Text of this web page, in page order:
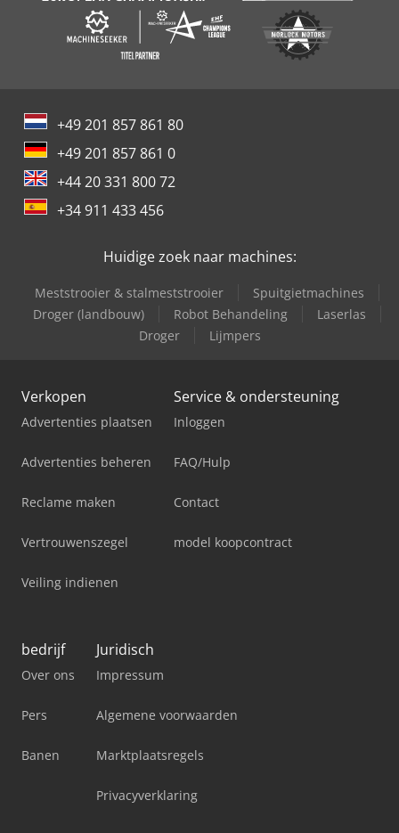
+49 201 857 861 80
+49 201 857 861 0
+44 20 331 800 72
+34 911 433 456
Huidige zoek naar machines:
Meststrooier & stalmeststrooier
Spuitgietmachines
Droger (landbouw)
Robot Behandeling
Laserlas
Droger
Lijmpers
Verkopen
Advertenties plaatsen
Advertenties beheren
Reclame maken
Vertrouwenszegel
Veiling indienen
Service & ondersteuning
Inloggen
FAQ/Hulp
Contact
model koopcontract
bedrijf
Over ons
Pers
Banen
Juridisch
Impressum
Algemene voorwaarden
Marktplaatsregels
Privacyverklaring